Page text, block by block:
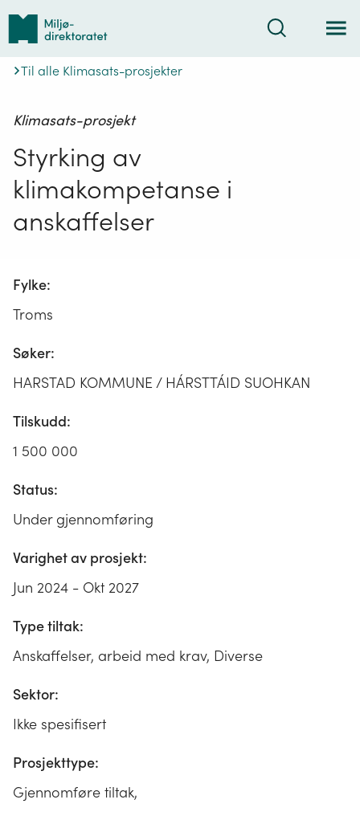
Tilbake
forsiden
Søk
Til alle Klimasats-prosjekter
Klimasats-prosjekt
Styrking av
klimakompetanse i
anskaffelser
Fylke:
Troms
Søker:
HARSTAD KOMMUNE / HÁRSTTÁID SUOHKAN
Tilskudd:
1 500 000
Status:
Under gjennomføring
Varighet av prosjekt:
Jun 2024 - Okt 2027
Type tiltak:
Anskaffelser, arbeid med krav, Diverse
Sektor:
Ikke spesifisert
Prosjekttype:
Gjennomføre tiltak,